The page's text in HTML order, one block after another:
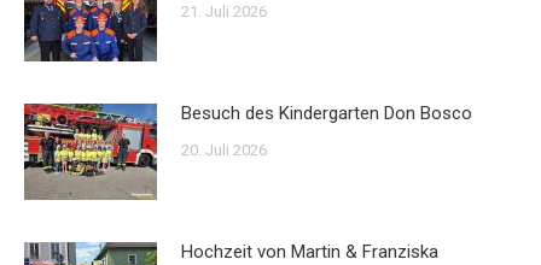
21. Juli 2026
Besuch des Kindergarten Don Bosco
20. Juli 2026
Hochzeit von Martin & Franziska